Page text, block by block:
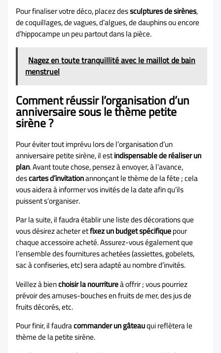
Pour finaliser votre déco, placez dessculptures de sirènes,
de coquillages, de vagues, d’algues, de dauphins ou encore
d’hippocampe un peu partout dans la pièce.
Nagez en toute tranquillité avec le maillot de bain
menstruel
Comment réussir l’organisation d’un
anniversaire sous le thème petite
sirène ?
Pour éviter tout imprévu lors de l’organisation d’un
anniversaire petite sirène, il estindispensable de réaliser un
plan. Avant toute chose, pensez à envoyer, à l’avance,
descartes d’invitationannonçant le thème de la fête ; cela
vous aidera à informer vos invités de la date afin qu’ils
puissent s’organiser.
Par la suite, il faudra établir une liste des décorations que
vous désirez acheter etfixez un budget spécifiquepour
chaque accessoire acheté. Assurez-vous également que
l’ensemble des fournitures achetées (assiettes, gobelets,
sac à confiseries, etc) sera adapté au nombre d’invités.
Veillez à bienchoisir la nourritureà offrir ; vous pourriez
prévoir des amuses-bouches en fruits de mer, des jus de
fruits décorés, etc.
Pour finir, il faudracommander un gâteauqui reflètera le
thème de la petite sirène.